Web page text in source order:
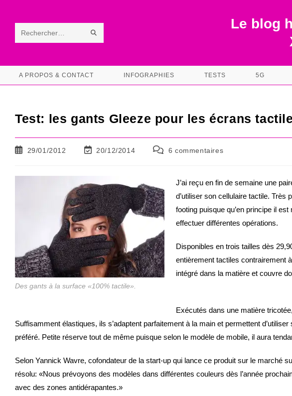
contentRechercher
ce RECHERCHE
Le blog
A PROPOS & CONTACT INFOGRAPHIES TESTS 5G
Test: les gants Gleeze pour les écrans
Publication
29/01/2012
Dernière
publication :
20/12/2014
Commentaires
6 commentaires
Des gants à la surface «100% tactile».
J’ai reçu en fin de semaine une
d’utiliser son cellulaire tactile. Très
footing puisque qu’en principe il
effectuer différentes opérations.
Disponibles en trois tailles dès
entièrement tactiles contrairement
intégré dans la matière et couvre
Exécutés dans une matière
Suffisamment élastiques, ils s’adaptent parfaitement à la main et permettent
préféré. Petite réserve tout de même puisque selon le modèle de mobile, il aura
Selon Yannick Wavre, cofondateur de la start-up qui lance ce produit sur le marché
résolu: «Nous prévoyons des modèles dans différentes couleurs dès l’année
avec des zones antidérapantes.»